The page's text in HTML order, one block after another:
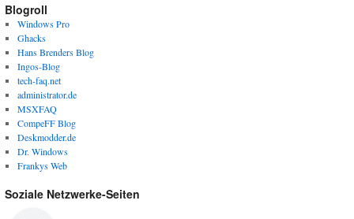
Blogroll
Windows Pro
Ghacks
Hans Brenders Blog
Ingos-Blog
tech-faq.net
administrator.de
MSXFAQ
CompeFF Blog
Deskmodder.de
Dr. Windows
Frankys Web
Soziale Netzwerke-Seiten